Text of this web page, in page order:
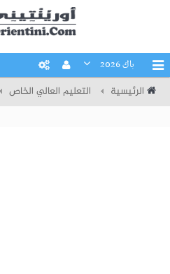
باك 2026
الرئيسية التعليم العالي الخاص